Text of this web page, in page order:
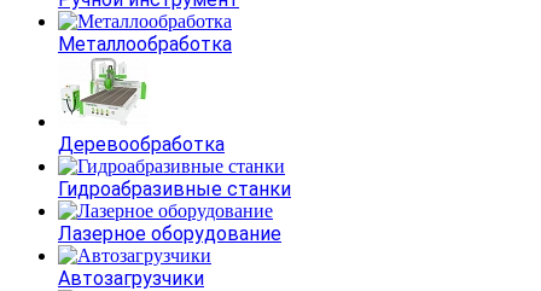
Металлообработка
Деревообработка
Гидроабразивные станки
Лазерное оборудование
Автозагрузчики